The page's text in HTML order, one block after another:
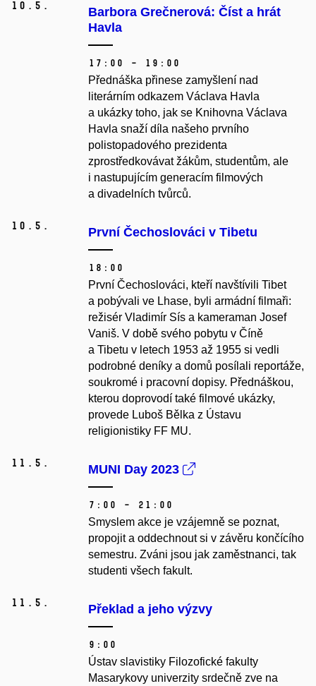
10. 5.
Barbora Grečnerová: Číst a hrát
Havla
17:00 – 19:00
Přednáška přinese zamyšlení nad
literárním odkazem Václava Havla
a ukázky toho, jak se Knihovna Václava
Havla snaží díla našeho prvního
polistopadového prezidenta
zprostředkovávat žákům, studentům, ale
i nastupujícím generacím filmových
a divadelních tvůrců.
10. 5. První Čechoslováci v Tibetu
18:00
První Čechoslováci, kteří navštívili Tibet
a pobývali ve Lhase, byli armádní filmaři:
režisér Vladimír Sís a kameraman Josef
Vaniš. V době svého pobytu v Číně
a Tibetu v letech 1953 až 1955 si vedli
podrobné deníky a domů posílali reportáže,
soukromé i pracovní dopisy. Přednáškou,
kterou doprovodí také filmové ukázky,
provede Luboš Bělka z Ústavu
religionistiky FF MU.
11. 5. MUNI Day 2023
7:00 – 21:00
Smyslem akce je vzájemně se poznat,
propojit a oddechnout si v závěru končícího
semestru. Zváni jsou jak zaměstnanci, tak
studenti všech fakult.
11. 5. Překlad a jeho výzvy
9:00
Ústav slavistiky Filozofické fakulty
Masarykovy univerzity srdečně zve na